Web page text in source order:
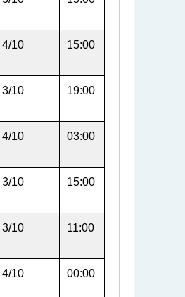
4/10 15:00
3/10 19:00
4/10 03:00
3/10 15:00
3/10 11:00
4/10 00:00